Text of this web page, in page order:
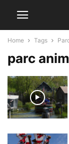
Home Tags
parc